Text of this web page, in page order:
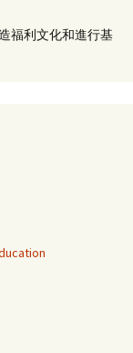
福利文化和進行基